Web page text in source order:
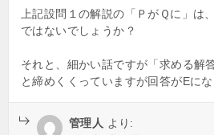
上記設問１の解説の「ＰがＱに」は
ではないでしょうか？
それと、細かい話ですが「求める解
と締めくくっていますが回答がEにな
管理人 より: